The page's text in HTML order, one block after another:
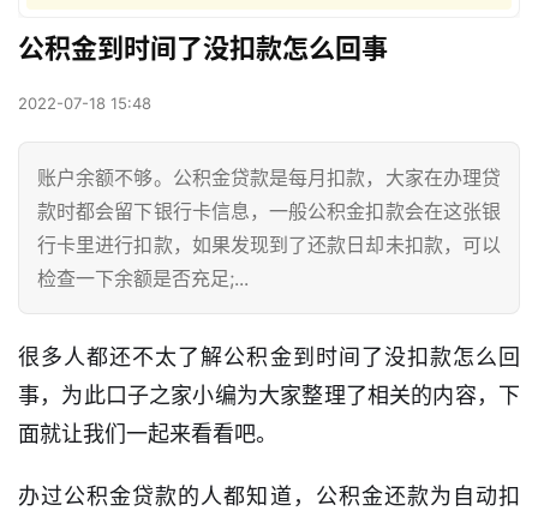
公积金到时间了没扣款怎么回事
2022-07-18 15:48
账户余额不够。公积金贷款是每月扣款，大家在办理贷
款时都会留下银行卡信息，一般公积金扣款会在这张银
行卡里进行扣款，如果发现到了还款日却未扣款，可以
检查一下余额是否充足;...
很多人都还不太了解公积金到时间了没扣款怎么回
事，为此口子之家小编为大家整理了相关的内容，下
面就让我们一起来看看吧。
办过公积金贷款的人都知道，公积金还款为自动扣